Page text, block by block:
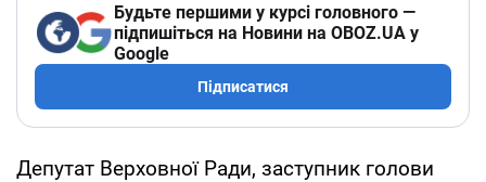
Будьте першими у курсі головного —
підпишіться на Новини на OBOZ.UA у
Google
Підписатися
Депутат Верховної Ради, заступник голови